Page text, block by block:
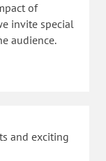
of
invite special
audience.
and exciting